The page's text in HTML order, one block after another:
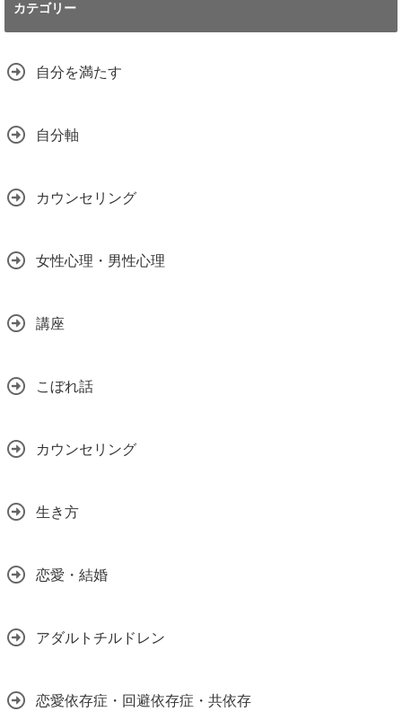
カテゴリー
自分を満たす
自分軸
カウンセリング
女性心理・男性心理
講座
こぼれ話
カウンセリング
生き方
恋愛・結婚
アダルトチルドレン
恋愛依存症・回避依存症・共依存